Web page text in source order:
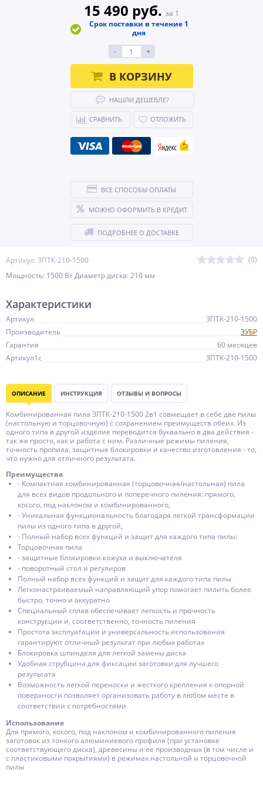
Артикул: ЗПТК-210-1500
(0)
Мощность: 1500 Вт Диаметр диска: 210 мм
15 490 руб. за 1
Срок поставки в течение 1
дня
-
+
В КОРЗИНУ
НАШЛИ ДЕШЕВЛЕ?
СРАВНИТЬ ОТЛОЖИТЬ
ВСЕ СПОСОБЫ ОПЛАТЫ
МОЖНО ОФОРМИТЬ В КРЕДИТ
ПОДРОБНЕЕ О ДОСТАВКЕ
Характеристики
Артикул
ЗПТК-210-1500
Производитель
ЗУБР
Гарантия
60 месяцев
Артикул1c
ЗПТК-210-1500
ОПИСАНИЕ ИНСТРУКЦИЯ ОТЗЫВЫ И ВОПРОСЫ
Комбинированная пила ЗПТК-210-1500 2в1 совмещает в себе две пилы
(настольную и торцовочную) с сохранением преимуществ обеих. Из
одного типа в другой изделие переводится буквально в два действия -
так же просто, как и работа с ним. Различные режимы пиления,
точность пропила, защитные блокировки и качество изготовления - то,
что нужно для отличного результата.
Преимущества
- Компактная комбинированная (торцовочная/настольная) пила
для всех видов продольного и поперечного пиления: прямого,
косого, под наклоном и комбинированного,
- Уникальная функциональность благодаря легкой трансформации
пилы из одного типа в другой,
- Полный набор всех функций и защит для каждого типа пилы:
Торцовочная пила
- защитные блокировки кожуха и выключателя
- поворотный стол и регулиров
Полный набор всех функций и защит для каждого типа пилы
Легконастраиваемый направляющий упор помогает пилить более
быстро, точно и аккуратно
Специальный сплав обеспечивает легкость и прочность
конструкции и, соответственно, точность пиления
Простота эксплуатации и универсальность использования
гарантируют отличный результат при любых работах
Блокировка шпинделя для легкой замены диска
Удобная струбцина для фиксации заготовки для лучшего
результата
Возможность легкой переноски и жесткого крепления к опорной
поверхности позволяет организовать работу в любом месте в
соответствии с потребностями
Использование
Для прямого, косого, под наклоном и комбинированного пиления
заготовок из тонкого алюминиевого профиля (при установке
соответствующего диска), древесины и ее производных (в том числе и
с пластиковыми покрытиями) в режимах настольной и торцовочной
пилы